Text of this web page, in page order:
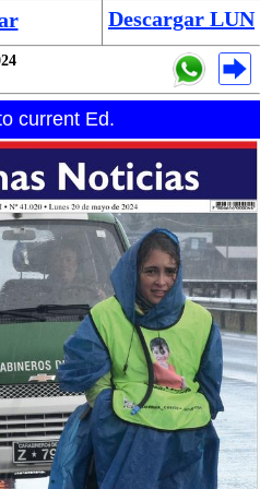
Descargar LUN
current Ed.